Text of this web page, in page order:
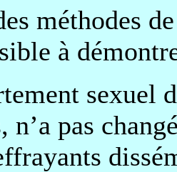
méthodes
à
sexuel
n’a pas